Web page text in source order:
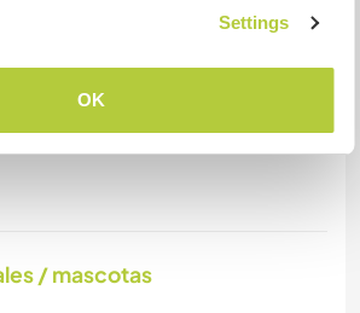
Settings
OK
voluntarios puedes
/ mascotas